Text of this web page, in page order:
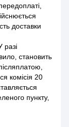
доставки
становить
комісія 20
пункту,